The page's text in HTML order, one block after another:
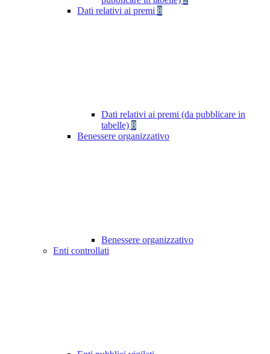
Dati relativi ai premi 8
Dati relativi ai premi (da pubblicare in
tabelle) 8
Benessere organizzativo
Benessere organizzativo
Enti controllati